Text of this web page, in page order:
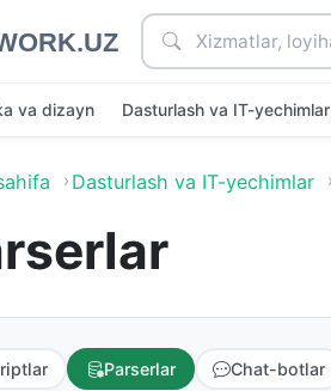
va dizayn Dasturlash va IT-yechimlar
Dasturlash va IT-yechimlar
Parserlar Chat-botlar